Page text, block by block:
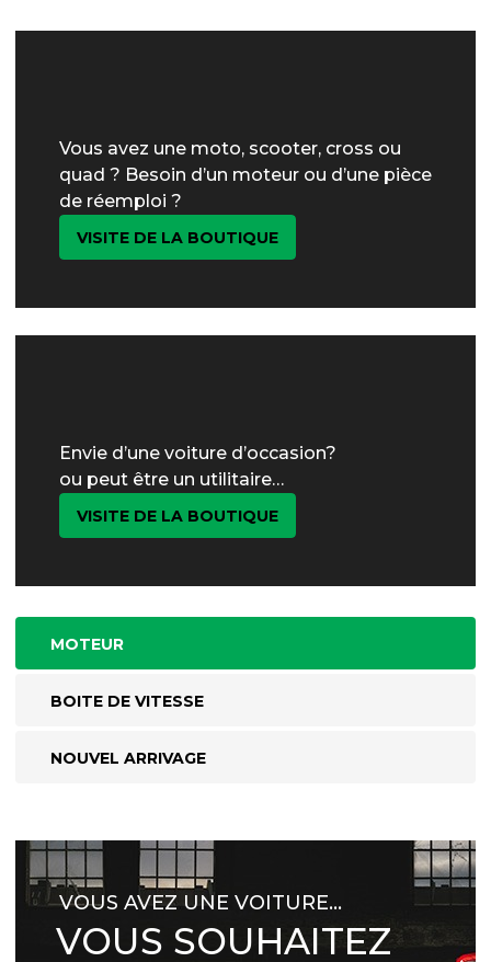
Vous avez une moto, scooter, cross ou
quad ? Besoin d’un moteur ou d’une pièce
de réemploi ?
VISITE DE LA BOUTIQUE
Envie d’une voiture d’occasion?
ou peut être un utilitaire…
VISITE DE LA BOUTIQUE
MOTEUR
BOITE DE VITESSE
NOUVEL ARRIVAGE
VOUS AVEZ UNE VOITURE…
VOUS SOUHAITEZ